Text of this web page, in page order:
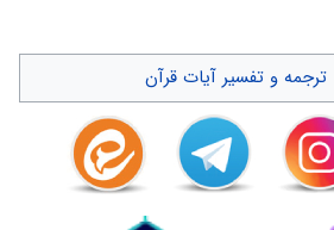
هَرَباً»
يُؤْمِنْ بِرَبِّهِ فَلا يَخافُ بَخْساً وَ لا رَهَقاً»
ستمگران. «مِنَّا الْمُسْلِمُونَ وَ مِنَّا الْقاسِطُونَ»
خوانيم. سَمِعْنَا الْهُدى‌ آمَنَّا بِهِ فَمَنْ يُؤْمِنْ بِرَبِّهِ‌
ترجمه و تفسیر آیات قرآن